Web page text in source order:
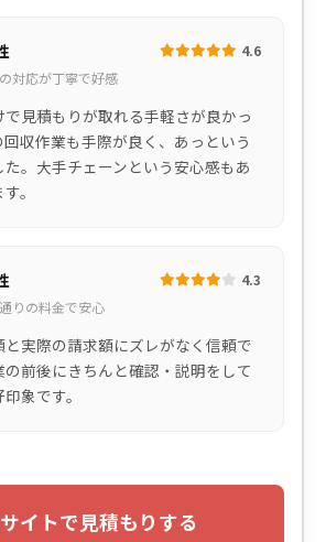
対応が丁寧で好感
4.6
見積もりが取れる手軽さが良かっ
収作業も手際が良く、あっという
。大手チェーンという安心感もあ
。
りの料金で安心
4.3
実際の請求額にズレがなく信頼で
の前後にきちんと確認・説明をして
象です。
イトで見積もりする